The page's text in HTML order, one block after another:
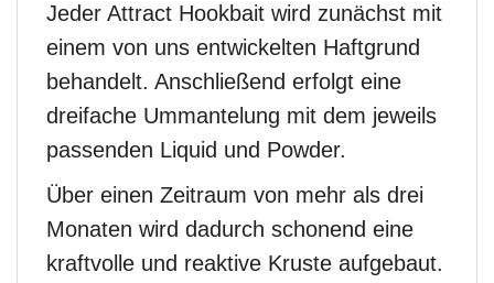
Jeder Attract Hookbait wird zunächst mit
einem von uns entwickelten Haftgrund
behandelt. Anschließend erfolgt eine
dreifache Ummantelung mit dem jeweils
passenden Liquid und Powder.
Über einen Zeitraum von mehr als drei
Monaten wird dadurch schonend eine
kraftvolle und reaktive Kruste aufgebaut.